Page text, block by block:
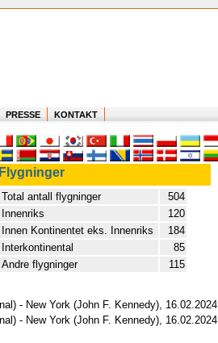
PRESSE KONTAKT
Flygninger
Total antall flygninger
504
Innenriks
120
Innen Kontinentet eks. Innenriks
184
Interkontinental
85
Andre flygninger
115
- New York (John F. Kennedy), 16.02.2024
- New York (John F. Kennedy), 16.02.2024